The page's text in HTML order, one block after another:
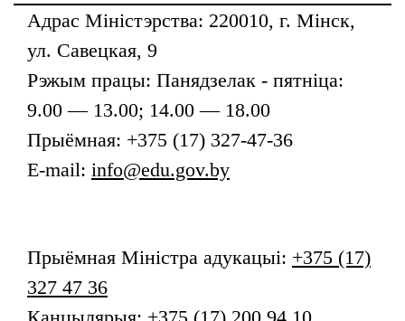
Адрас Міністэрства: 220010, г. Мінск,
ул. Савецкая, 9
Рэжым працы: Панядзелак - пятніца:
9.00 — 13.00; 14.00 — 18.00
Прыёмная: +375 (17) 327-47-36
E-mail: info@edu.gov.by
Прыёмная Міністра адукацыі: +375 (17)
327 47 36